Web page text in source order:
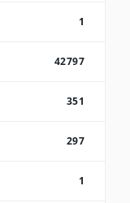
1
42797
351
297
1